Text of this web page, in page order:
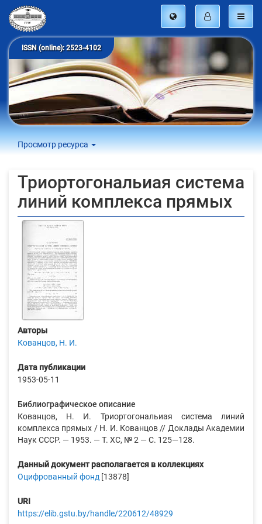
ISSN (online): 2523-4102
Просмотр ресурса
Триортогональиая система
линий комплекса прямых
Авторы
Кованцов, Н. И.
Дата публикации
1953-05-11
Библиографическое описание
Кованцов, Н. И. Триортогональиая система линий
комплекса прямых / Н. И. Кованцов // Доклады Академии
Наук СССР. — 1953. — Т. XС, № 2 — С. 125—128.
Данный документ располагается в коллекциях
Оцифрованный фонд [13878]
URI
https://elib.gstu.by/handle/220612/48929